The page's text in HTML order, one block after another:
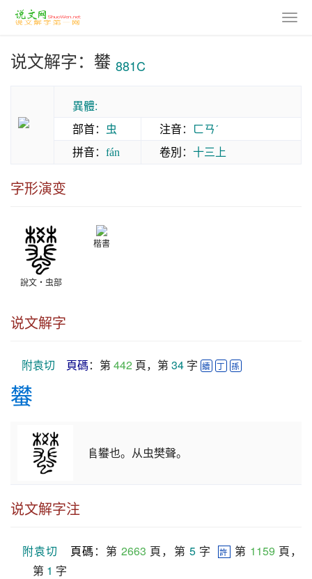
说文解字：蠜 881C
異體:
部首： 虫 注音： ㄈㄢˊ
拼音： fán 卷別： 十三上
字形演变
說文‧虫部
楷書
说文解字
附袁切 頁碼：第 442 頁，第 34 字 續 丁 孫
蠜
𨸏蠜也。从虫樊聲。
说文解字注
附袁切 頁碼 ：第 2663 頁，第 5 字 許 第 1159 頁，
第 1 字